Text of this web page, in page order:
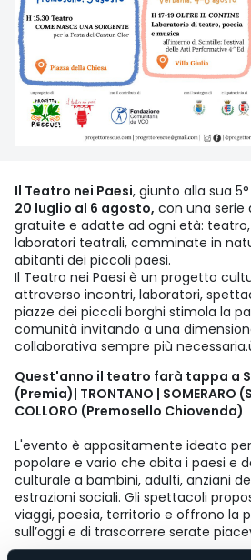
Il Teatro nei Paesi, giunto alla sua
20 luglio al 6 agosto, con una
gratuite e adatte ad ogni età:
laboratori teatrali, camminate in
abitanti dei piccoli paesi.
Il Teatro nei Paesi è un progetto
attraverso incontri, laboratori,
piazze dei piccoli borghi stimola la
comunità invitando a una
collaborativa sempre più
Quest'anno il teatro farà tappa a
(Premia)| TRONTANO | SOMERARO
COLLORO (Premosello Chiovenda)
L'evento è appositamente ideato
popolare e vario che abita i paesi e
culturale a bambini, adulti, anziani
estrazioni sociali. Gli spettacoli
viaggi, poesia, territorio e offrono la
sull’oggi e di trascorrere serate